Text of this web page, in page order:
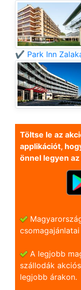
✔️ Park Inn
Töltse le az
applikációt,
önnel legyen
A legjobb
szállodák
legjobb árakon.